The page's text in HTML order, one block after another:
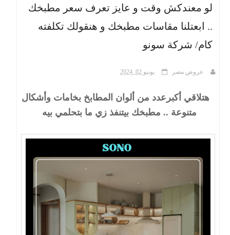
لو معندكش وقت و عايز تعرف سعر مطبخك
.. ابعتلنا مقاسات مطبخك و هنقولك تكلفته
كام/ شركة سونو
عروض مصر يونيو 02, 2024
هتلاقي أكبرعدد من ألوان المطابخ بخامات وأشكال
متنوعة .. مطبخك بيتنفذ زي ما بتحلمي بيه